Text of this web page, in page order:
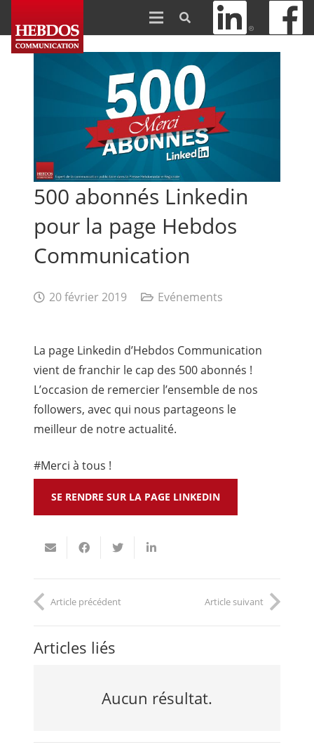
500 abonnés Linkedin
pour la page Hebdos
Communication
20 février 2019 Evénements
La page Linkedin d’Hebdos Communication
vient de franchir le cap des 500 abonnés !
L’occasion de remercier l’ensemble de nos
followers, avec qui nous partageons le
meilleur de notre actualité.
#Merci à tous !
SE RENDRE SUR LA PAGE LINKEDIN
Article précédent Article suivant
Articles liés
Aucun résultat.